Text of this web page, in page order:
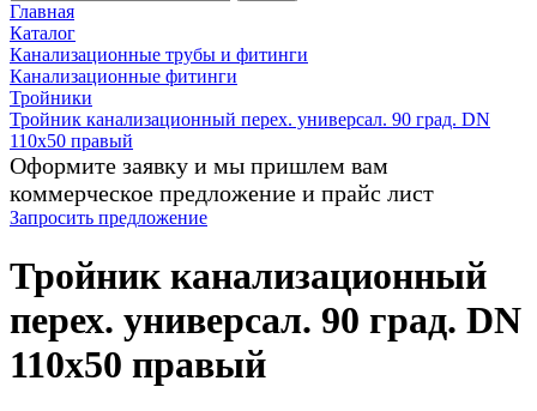
Главная
Каталог
Канализационные трубы и фитинги
Канализационные фитинги
Тройники
Тройник канализационный перех. универсал. 90 град. DN
110х50 правый
Оформите заявку и мы пришлем вам
коммерческое предложение и прайс лист
Запросить предложение
Тройник канализационный
перех. универсал. 90 град. DN
110х50 правый